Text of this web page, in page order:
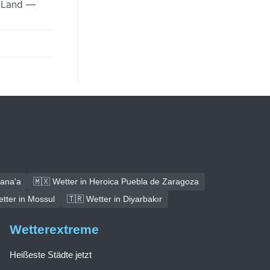
Land —
🇲🇽 Wetter in Heroica Puebla de Zaragoza
in Mossul
🇹🇷 Wetter in Diyarbakır
Wetterextreme
Heißeste Städte jetzt